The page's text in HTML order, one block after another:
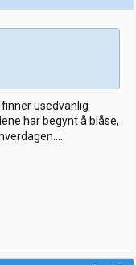
usedvanlig
har begynt å blåse,